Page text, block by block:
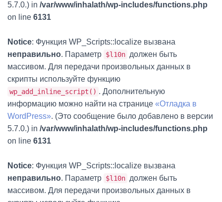
5.7.0.) in /var/www/inhalath/wp-includes/functions.php
on line 6131
Notice: Функция WP_Scripts::localize вызвана
неправильно. Параметр $l10n должен быть
массивом. Для передачи произвольных данных в
скрипты используйте функцию
wp_add_inline_script() . Дополнительную
информацию можно найти на странице «Отладка в
WordPress». (Это сообщение было добавлено в версии
5.7.0.) in /var/www/inhalath/wp-includes/functions.php
on line 6131
Notice: Функция WP_Scripts::localize вызвана
неправильно. Параметр $l10n должен быть
массивом. Для передачи произвольных данных в